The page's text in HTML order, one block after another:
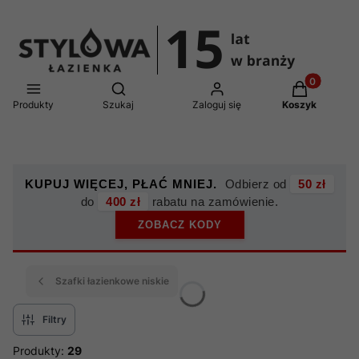
Produkty
Otwórz wyszukiwarkę
Szukaj Zaloguj się
Produkty
Koszyk
KUPUJ WIĘCEJ, PŁAĆ MNIEJ. Odbierz od
50 zł
do
400 zł rabatu na zamówienie.
ZOBACZ KODY
Szafki łazienkowe niskie
Filtry
Produkty: 29